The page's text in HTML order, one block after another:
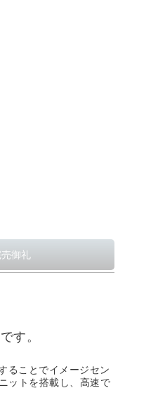
す。
ることでイメージセン
ットを搭載し、高速で